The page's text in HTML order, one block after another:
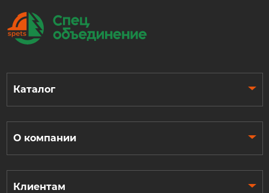
Каталог
О компании
Клиентам